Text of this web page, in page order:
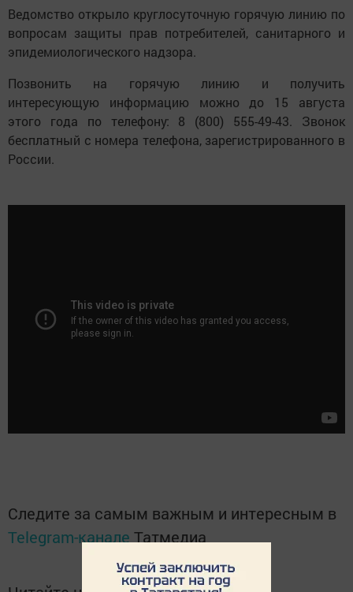
Ведомство открыло круглосуточную горячую линию по
вопросам защиты прав потребителей, санитарного и
эпидемиологического надзора.
Позвонить на горячую линию и получить
интересующую информацию можно до 15 августа
этого года по телефону: 8 (800) 555-49-43. Звонок
бесплатный с номера телефона, зарегистрированного в
России.
Следите за самым важным и интересным в
Telegram-канале Татмедиа